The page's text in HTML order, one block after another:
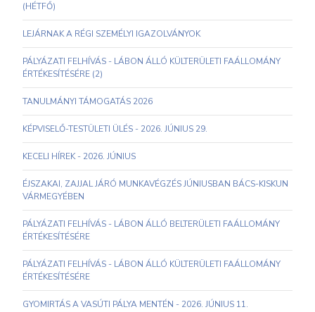
(HÉTFŐ)
LEJÁRNAK A RÉGI SZEMÉLYI IGAZOLVÁNYOK
PÁLYÁZATI FELHÍVÁS - LÁBON ÁLLÓ KÜLTERÜLETI FAÁLLOMÁNY
ÉRTÉKESÍTÉSÉRE (2)
TANULMÁNYI TÁMOGATÁS 2026
KÉPVISELŐ-TESTÜLETI ÜLÉS - 2026. JÚNIUS 29.
KECELI HÍREK - 2026. JÚNIUS
ÉJSZAKAI, ZAJJAL JÁRÓ MUNKAVÉGZÉS JÚNIUSBAN BÁCS-KISKUN
VÁRMEGYÉBEN
PÁLYÁZATI FELHÍVÁS - LÁBON ÁLLÓ BELTERÜLETI FAÁLLOMÁNY
ÉRTÉKESÍTÉSÉRE
PÁLYÁZATI FELHÍVÁS - LÁBON ÁLLÓ KÜLTERÜLETI FAÁLLOMÁNY
ÉRTÉKESÍTÉSÉRE
GYOMIRTÁS A VASÚTI PÁLYA MENTÉN - 2026. JÚNIUS 11.